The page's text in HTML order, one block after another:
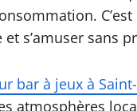
s’amuser sans
bar à jeux à